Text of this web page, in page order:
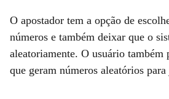
O apostador tem a opção de
números e também deixar que o
aleatoriamente. O usuário também
que geram números aleatórios para